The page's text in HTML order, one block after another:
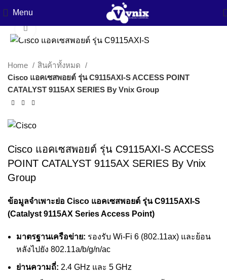
Menu
Click to enlarge
Home
สินค้าทั้งหมด
Cisco แอคเซสพอยต์ รุ่น C9115AXI-S ACCESS POINT
CATALYST 9115AX SERIES By Vnix Group
Cisco แอคเซสพอยต์ รุ่น C9115AXI-S ACCESS
POINT CATALYST 9115AX SERIES By Vnix
Group
ข้อมูลจำเพาะย่อ Cisco แอคเซสพอยต์ รุ่น C9115AXI-S
(Catalyst 9115AX Series Access Point)
มาตรฐานเครือข่าย: รองรับ Wi-Fi 6 (802.11ax) และย้อน
หลังไปยัง 802.11a/b/g/n/ac
ย่านความถี่: 2.4 GHz และ 5 GHz